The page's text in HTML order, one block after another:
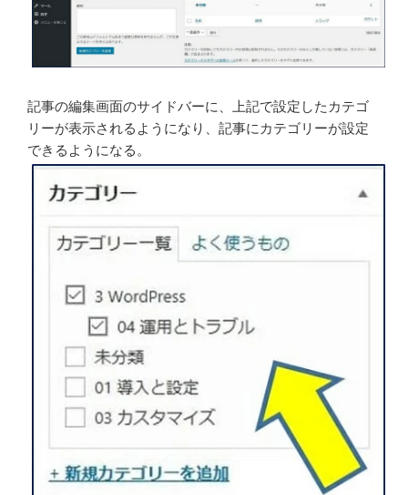
記事の編集画面のサイドバーに、上記で設定したカテゴ
リーが表示されるようになり、記事にカテゴリーが設定
できるようになる。